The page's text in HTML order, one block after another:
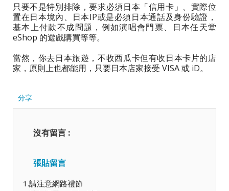
只要不是特別排除，要求必須日本「信用卡」、實際位
置在日本境內、日本IP或是必須日本通話及身份驗證，
基本上付款不成問題，例如演唱會門票、日本任天堂
eShop 的遊戲購買等等。
當然，你去日本旅遊，不收西瓜卡但有收日本卡片的店
家，原則上也都能用，只要日本店家接受 VISA 或 iD。
分享
沒有留言 :
張貼留言
1.請注意網路禮節